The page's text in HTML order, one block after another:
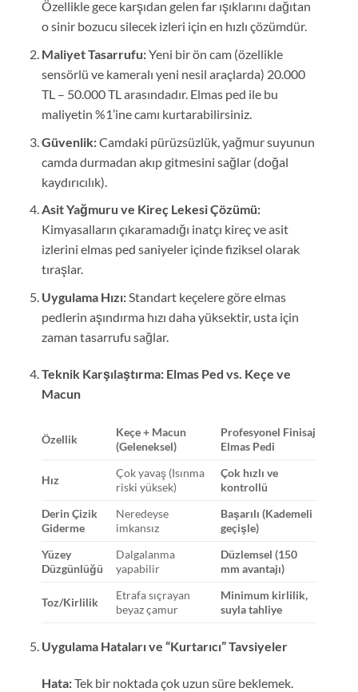
Özellikle gece karşıdan gelen far ışıklarını dağıtan
o sinir bozucu silecek izleri için en hızlı çözümdür.
Maliyet Tasarrufu:Yeni bir ön cam (özellikle
sensörlü ve kameralı yeni nesil araçlarda) 20.000
TL – 50.000 TL arasındadır. Elmas ped ile bu
maliyetin %1’ine camı kurtarabilirsiniz.
Güvenlik:Camdaki pürüzsüzlük, yağmur suyunun
camda durmadan akıp gitmesini sağlar (doğal
kaydırıcılık).
Asit Yağmuru ve Kireç Lekesi Çözümü:
Kimyasalların çıkaramadığı inatçı kireç ve asit
izlerini elmas ped saniyeler içinde fiziksel olarak
tıraşlar.
Uygulama Hızı:Standart keçelere göre elmas
pedlerin aşındırma hızı daha yüksektir, usta için
zaman tasarrufu sağlar.
Teknik Karşılaştırma: Elmas Ped vs. Keçe ve
Macun
Özellik
Keçe + Macun
(Geleneksel)
Profesyonel Finisaj
Elmas Pedi
Hız
Çok yavaş (Isınma
riski yüksek)
Çok hızlı ve
kontrollü
Derin Çizik
Giderme
Neredeyse
imkansız
Başarılı (Kademeli
geçişle)
Yüzey
Düzgünlüğü
Dalgalanma
yapabilir
Düzlemsel (150
mm avantajı)
Toz/Kirlilik
Etrafa sıçrayan
beyaz çamur
Minimum kirlilik,
suyla tahliye
Uygulama Hataları ve “Kurtarıcı” Tavsiyeler
Hata:Tek bir noktada çok uzun süre beklemek.